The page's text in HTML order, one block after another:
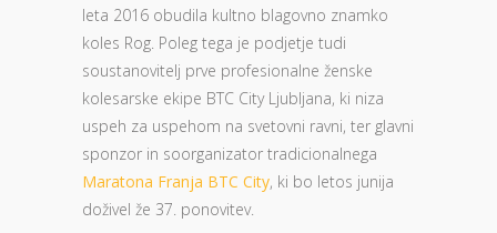
leta 2016 obudila kultno blagovno znamko
koles Rog. Poleg tega je podjetje tudi
soustanovitelj prve profesionalne ženske
kolesarske ekipe BTC City Ljubljana, ki niza
uspeh za uspehom na svetovni ravni, ter glavni
sponzor in soorganizator tradicionalnega
Maratona Franja BTC City, ki bo letos junija
doživel že 37. ponovitev.